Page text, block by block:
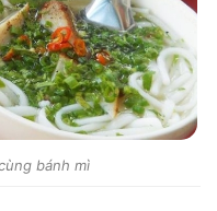
bánh mì